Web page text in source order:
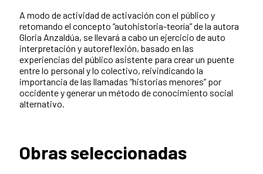
A modo de actividad de activación con el público y
retomando el concepto “autohistoria-teoría” de la autora
Gloria Anzaldúa, se llevará a cabo un ejercicio de auto
interpretación y autoreflexión, basado en las
experiencias del público asistente para crear un puente
entre lo personal y lo colectivo, reivindicando la
importancia de las llamadas “historias menores” por
occidente y generar un método de conocimiento social
alternativo.
Obras seleccionadas